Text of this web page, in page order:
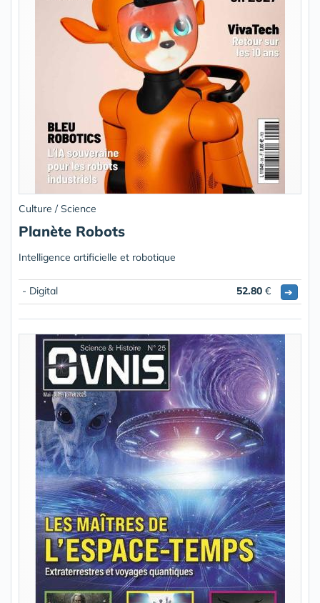
Culture / Science
Planète Robots
Intelligence artificielle et robotique
- Digital 52.80 € ➔